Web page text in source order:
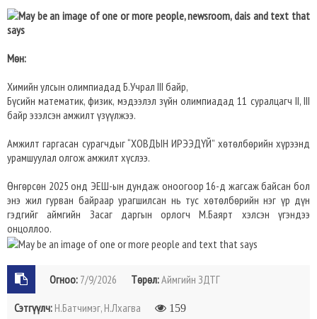
Мөн:
Химийн улсын олимпиадад Б.Учрал III байр,
Бүсийн математик, физик, мэдээлэл зүйн олимпиадад 11 суралцагч II, III
байр эзэлсэн амжилт үзүүлжээ.
Амжилт гаргасан сурагчдыг “ХОВДЫН ИРЭЭДҮЙ” хөтөлбөрийн хүрээнд
урамшуулал олгож амжилт хүслээ.
Өнгөрсөн 2025 онд ЭЕШ-ын дундаж оноогоор 16-д жагсаж байсан бол
энэ жил гурван байраар урагшилсан нь тус хөтөлбөрийн нэг үр дүн
гэдгийг аймгийн Засаг даргын орлогч М.Баярт хэлсэн үгэндээ
онцоллоо.
Огноо: 7/9/2026 Төрөл:Аймгийн ЗДТГ
Сэтгүүлч: Н.Батчимэг, Н.Лхагва 159